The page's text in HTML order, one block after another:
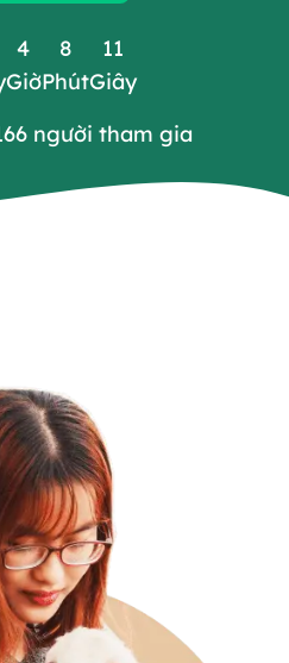
4
Giờ
8
Phút
10
Giây
người tham gia